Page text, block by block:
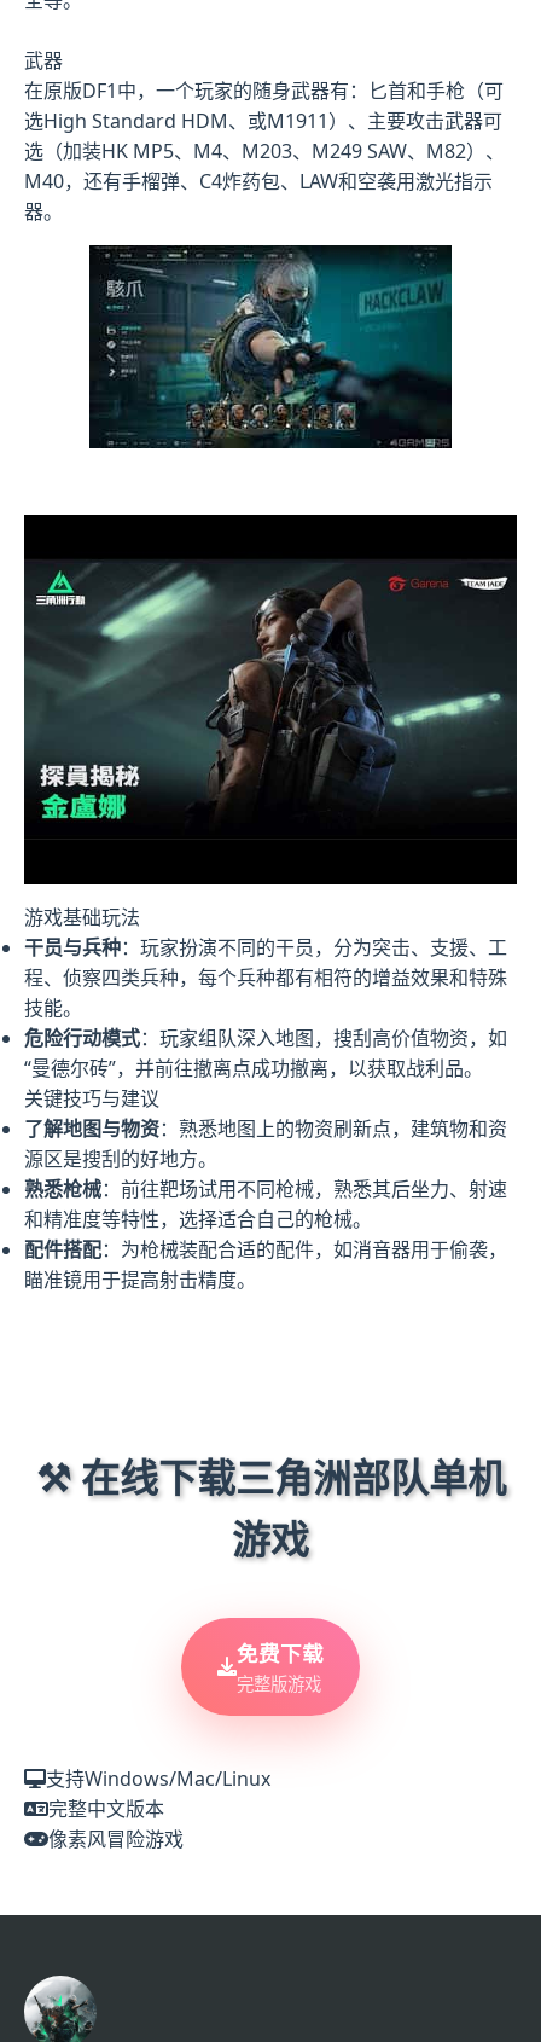
武器
在原版DF1中，一个玩家的随身武器有：匕首和手枪（可
选High Standard HDM、或M1911）、主要攻击武器可
选（加装HK MP5、M4、M203、M249 SAW、M82）、
M40，还有手榴弹、C4炸药包、LAW和空袭用激光指示
器。
游戏基础玩法
干员与兵种：玩家扮演不同的干员，分为突击、支援、工
程、侦察四类兵种，每个兵种都有相符的增益效果和特殊
技能。
危险行动模式：玩家组队深入地图，搜刮高价值物资，如
“曼德尔砖”，并前往撤离点成功撤离，以获取战利品。
关键技巧与建议
了解地图与物资：熟悉地图上的物资刷新点，建筑物和资
源区是搜刮的好地方。
熟悉枪械：前往靶场试用不同枪械，熟悉其后坐力、射速
和精准度等特性，选择适合自己的枪械。
配件搭配：为枪械装配合适的配件，如消音器用于偷袭，
瞄准镜用于提高射击精度。
⚒️ 在线下载三角洲部队单机
游戏
免费下载
完整版游戏
支持Windows/Mac/Linux
完整中文版本
像素风冒险游戏